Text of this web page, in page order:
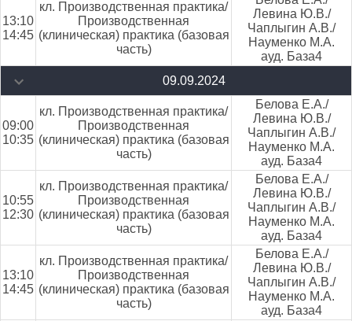
13:10
14:45
кл. Производственная практика/
Производственная
(клиническая) практика (базовая
часть)
Левина Ю.В./
Чаплыгин А.В./
Науменко М.А.
ауд. База4
09.09.2024
09:00
10:35
кл. Производственная практика/
Производственная
(клиническая) практика (базовая
часть)
Белова Е.А./
Левина Ю.В./
Чаплыгин А.В./
Науменко М.А.
ауд. База4
10:55
12:30
кл. Производственная практика/
Производственная
(клиническая) практика (базовая
часть)
Белова Е.А./
Левина Ю.В./
Чаплыгин А.В./
Науменко М.А.
ауд. База4
13:10
14:45
кл. Производственная практика/
Производственная
(клиническая) практика (базовая
часть)
Белова Е.А./
Левина Ю.В./
Чаплыгин А.В./
Науменко М.А.
ауд. База4